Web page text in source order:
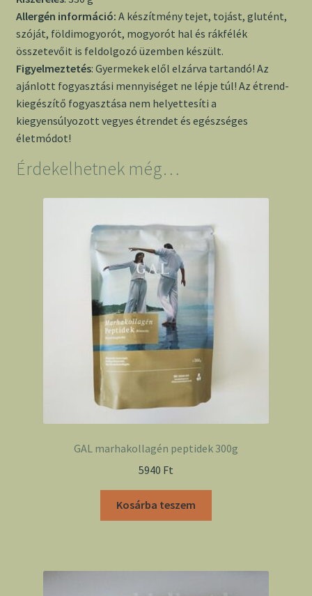
Allergén információ: A készítmény tejet, tojást, glutént,
szóját, földimogyorót, mogyorót hal és rákfélék
összetevőit is feldolgozó üzemben készült.
Figyelmeztetés: Gyermekek elől elzárva tartandó! Az
ajánlott fogyasztási mennyiséget ne lépje túl! Az étrend-
kiegészítő fogyasztása nem helyettesíti a
kiegyensúlyozott vegyes étrendet és egészséges
életmódot!
Érdekelhetnek még…
GAL marhakollagén peptidek 300g
5940 Ft
Kosárba teszem